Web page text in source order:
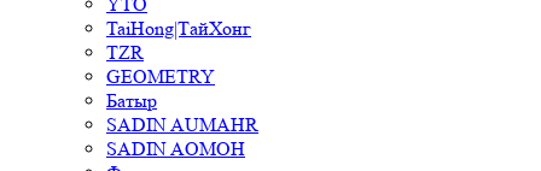
TaiHong|ТайХонг
TZR
GEOMETRY
Батыр
SADIN AUMAHR
SADIN AOMOH